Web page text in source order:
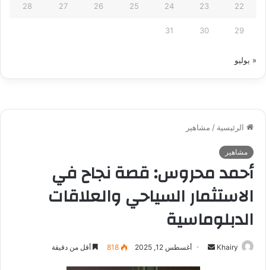
22
23
24
25
26
27
28
29
30
31
« يوليو